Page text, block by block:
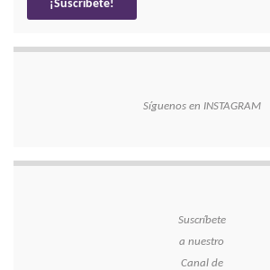
Síguenos en INSTAGRAM
Suscríbete
a nuestro
Canal de